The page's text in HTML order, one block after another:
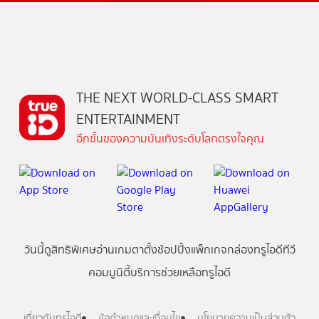
THE NEXT WORLD-CLASS SMART
ENTERTAINMENT
อีกขั้นของความบันเทิงระดับโลกตรงใจคุณ
วันนี้ดูสิทธิพิเศษอ่านเกมตาตั้งช้อปปิ้งแพ็กเกจกล่องทรูไอดีทีวี
คอมมูนิตี้บริการช่วยเหลือทรูไอดี